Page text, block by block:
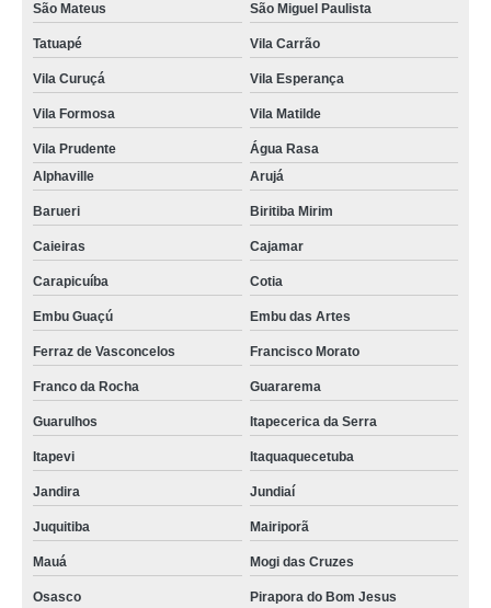
São Mateus São Miguel Paulista
Tatuapé Vila Carrão
Vila Curuçá Vila Esperança
Vila Formosa Vila Matilde
Vila Prudente
Água Rasa
Alphaville
Arujá
Barueri Biritiba Mirim
Caieiras Cajamar
Carapicuíba Cotia
Embu Guaçú Embu das Artes
Ferraz de Vasconcelos Francisco Morato
Franco da Rocha Guararema
Guarulhos Itapecerica da Serra
Itapevi Itaquaquecetuba
Jandira Jundiaí
Juquitiba Mairiporã
Mauá Mogi das Cruzes
Osasco Pirapora do Bom Jesus